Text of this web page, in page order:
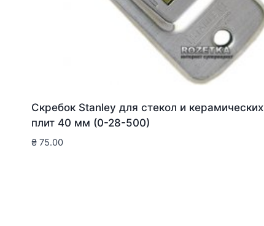
Скребок Stanley для стекол и керамических
плит 40 мм (0-28-500)
₴ 75.00